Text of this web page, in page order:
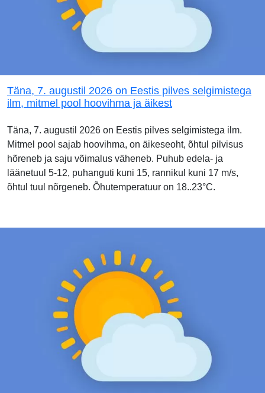
Täna, 7. augustil 2026 on Eestis pilves selgimistega
ilm, mitmel pool hoovihma ja äikest
Täna, 7. augustil 2026 on Eestis pilves selgimistega ilm.
Mitmel pool sajab hoovihma, on äikeseoht, õhtul pilvisus
hõreneb ja saju võimalus väheneb. Puhub edela- ja
läänetuul 5-12, puhanguti kuni 15, rannikul kuni 17 m/s,
õhtul tuul nõrgeneb. Õhutemperatuur on 18..23°C.